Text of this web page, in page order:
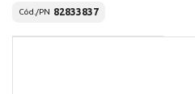
Cód./PN 82833837